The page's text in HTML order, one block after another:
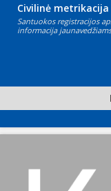
Civilinė metrikacija
Santuokos registracijos
informacija jaunavedžiams